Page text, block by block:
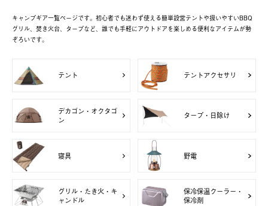
キャンプギア一覧ページです。初心者でも迷わず使える簡単設営テントや扱いやすいBBQ
グリル、焚き火台、タープなど、誰でも手軽にアウトドアを楽しめる便利なアイテムが勢
ぞろいです。
テント テントアクセサリ
デカゴン・オクタゴ
ン
タープ・日除け
寝具 野電
グリル・たき火・キ
ャンドル
保冷保温クーラー・
保冷剤